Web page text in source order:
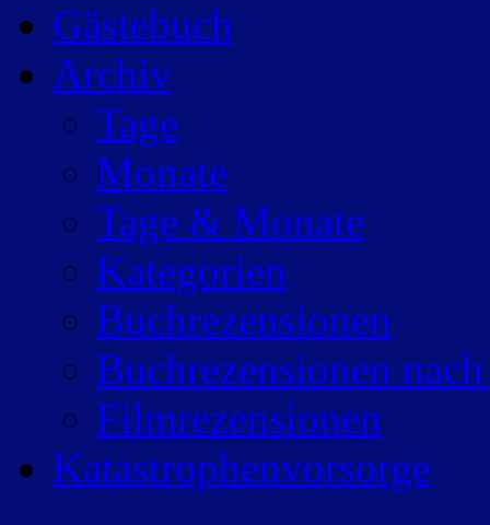
Gästebuch
Archiv
Tage
Monate
Tage & Monate
Kategorien
Buchrezensionen
Buchrezensionen
Filmrezensionen
Katastrophenvorsorge